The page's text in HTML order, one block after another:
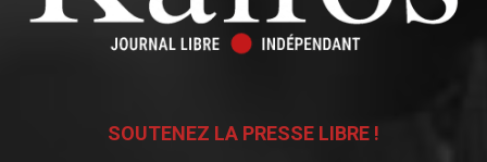
SOUTENEZ LA PRESSE LIBRE !